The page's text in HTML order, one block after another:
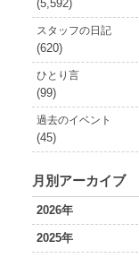
(5,592)
スタッフの日記
(620)
ひとり言
(99)
過去のイベント
(45)
月別アーカイブ
2026年
2025年